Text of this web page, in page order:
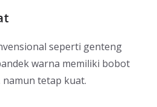
seperti genteng
warna memiliki bobot
tetap kuat.